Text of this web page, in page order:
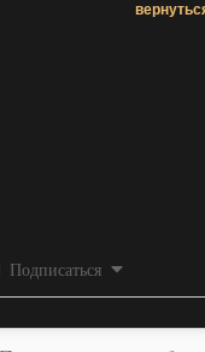
Подписаться